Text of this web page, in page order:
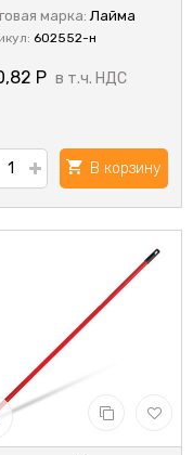
марка: Лайма
602552-н
Р в т.ч. НДС
В корзину